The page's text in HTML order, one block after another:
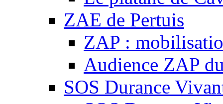
ZAE de Pertuis
ZAP :
Audience ZAP
SOS Durance